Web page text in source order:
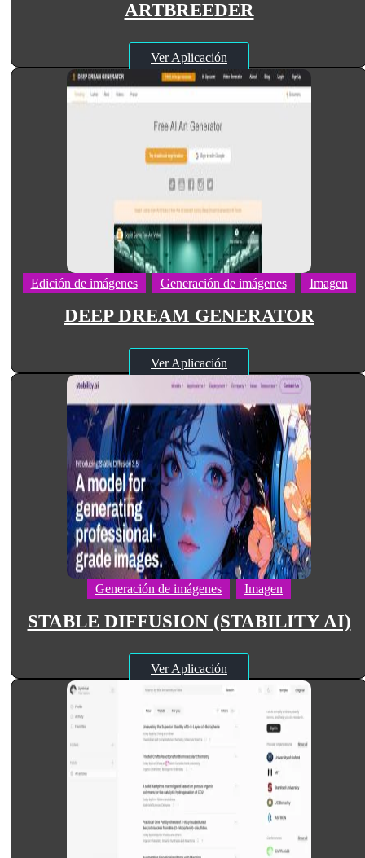
ARTBREEDER
Ver Aplicación
Edición de imágenes Generación de imágenes Imagen
DEEP DREAM GENERATOR
Ver Aplicación
Generación de imágenes Imagen
STABLE DIFFUSION (STABILITY AI)
Ver Aplicación